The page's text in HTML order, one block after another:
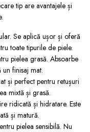
tip are avantajele și
Se aplică ușor și oferă
toate tipurile de piele.
pielea grasă. Absoarbe
finisaj mat.
și perfect pentru retușuri
mixtă și grasă.
ridicată și hidratare. Este
și matură.
pielea sensibilă. Nu